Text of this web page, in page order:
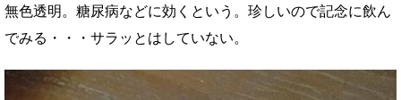
無色透明。糖尿病などに効くという。珍しいので記念に飲ん
でみる・・・サラッとはしていない。